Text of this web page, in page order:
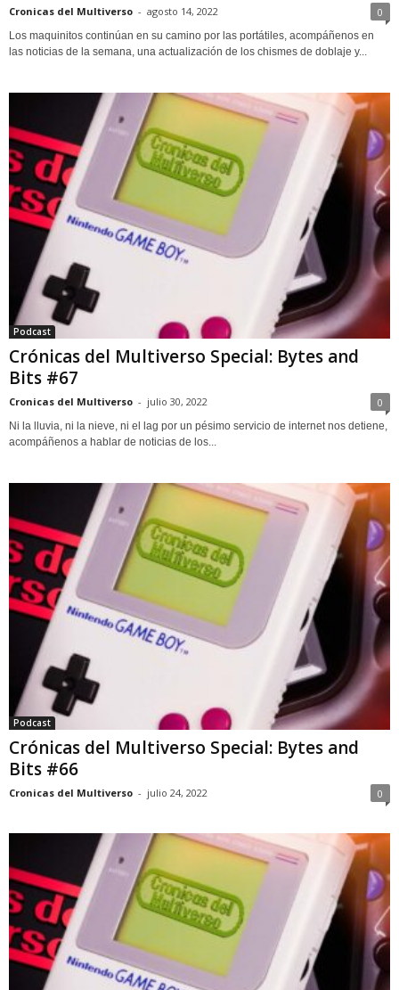
Cronicas del Multiverso - agosto 14, 2022 0
Los maquinitos continúan en su camino por las portátiles, acompáñenos en
las noticias de la semana, una actualización de los chismes de doblaje y...
Podcast
Crónicas del Multiverso Special: Bytes and
Bits #67
Cronicas del Multiverso - julio 30, 2022 0
Ni la lluvia, ni la nieve, ni el lag por un pésimo servicio de internet nos detiene,
acompáñenos a hablar de noticias de los...
Podcast
Crónicas del Multiverso Special: Bytes and
Bits #66
Cronicas del Multiverso - julio 24, 2022 0